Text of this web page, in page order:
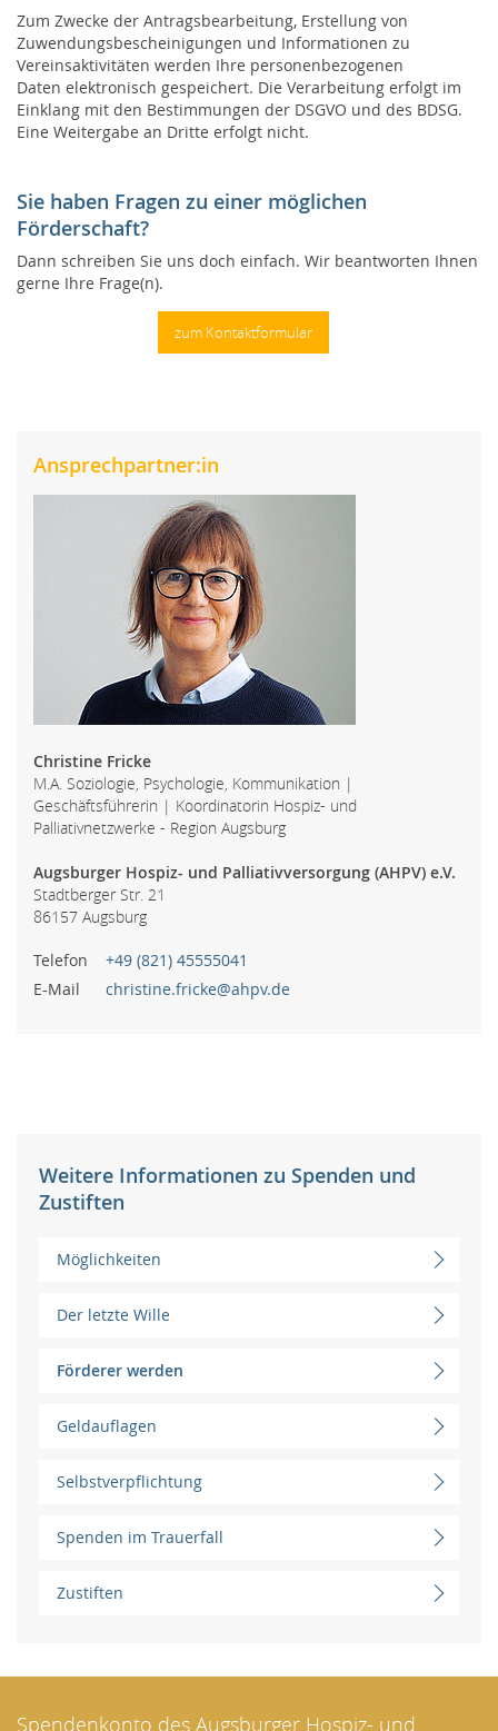
Zum Zwecke der Antragsbearbeitung, Erstellung von
Zuwendungsbescheinigungen und Informationen zu
Vereinsaktivitäten werden Ihre personenbezogenen
Daten elektronisch gespeichert. Die Verarbeitung erfolgt im
Einklang mit den Bestimmungen der DSGVO und des BDSG.
Eine Weitergabe an Dritte erfolgt nicht.
Sie haben Fragen zu einer möglichen
Förderschaft?
Dann schreiben Sie uns doch einfach. Wir beantworten Ihnen
gerne Ihre Frage(n).
zum Kontaktformular
Ansprechpartner:in
Christine Fricke
M.A. Soziologie, Psychologie, Kommunikation |
Geschäftsführerin | Koordinatorin Hospiz- und
Palliativnetzwerke - Region Augsburg
Augsburger Hospiz- und Palliativversorgung (AHPV) e.V.
Stadtberger Str. 21
86157 Augsburg
Telefon
+49 (821) 45555041
E-Mail
christine.fricke@ahpv.de
Weitere Informationen zu Spenden und
Zustiften
Möglichkeiten
Der letzte Wille
Förderer werden
Geldauflagen
Selbstverpflichtung
Spenden im Trauerfall
Zustiften
Spendenkonto des Augsburger Hospiz- und